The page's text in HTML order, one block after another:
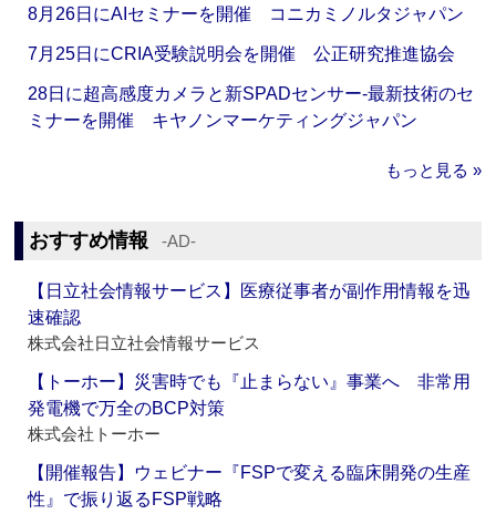
8月26日にAIセミナーを開催 コニカミノルタジャパン
7月25日にCRIA受験説明会を開催 公正研究推進協会
28日に超高感度カメラと新SPADセンサー‐最新技術のセ
ミナーを開催 キヤノンマーケティングジャパン
もっと見る »
おすすめ情報 ‐AD‐
【日立社会情報サービス】医療従事者が副作用情報を迅
速確認
株式会社日立社会情報サービス
【トーホー】災害時でも『止まらない』事業へ 非常用
発電機で万全のBCP対策
株式会社トーホー
【開催報告】ウェビナー『FSPで変える臨床開発の生産
性』で振り返るFSP戦略